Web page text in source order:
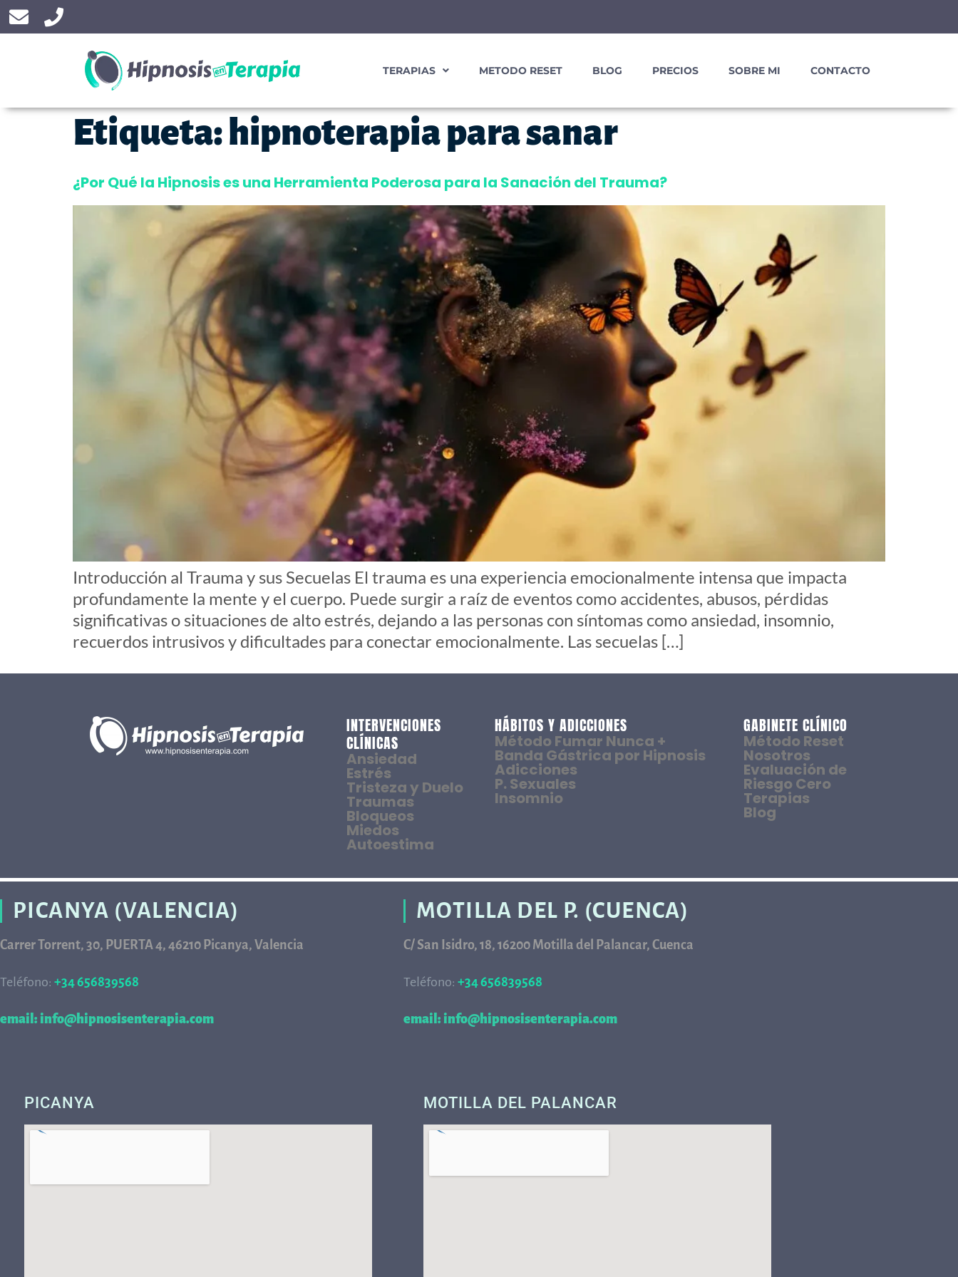
TERAPIAS METODO RESET BLOG PRECIOS SOBRE MI CONTACTO
Etiqueta:hipnoterapia para sanar
¿Por Qué la Hipnosis es una Herramienta Poderosa para la Sanación del Trauma?
Introducción al Trauma y sus Secuelas El trauma es una experiencia emocionalmente intensa que impacta
profundamente la mente y el cuerpo. Puede surgir a raíz de eventos como accidentes, abusos, pérdidas
significativas o situaciones de alto estrés, dejando a las personas con síntomas como ansiedad, insomnio,
recuerdos intrusivos y dificultades para conectar emocionalmente. Las secuelas […]
INTERVENCIONES
CLÍNICAS
Ansiedad
Estrés
Tristeza y Duelo
Traumas
Bloqueos
Miedos
Autoestima
HÁBITOS Y ADICCIONES
Método Fumar Nunca +
Banda Gástrica por Hipnosis
Adicciones
P. Sexuales
Insomnio
GABINETE CLÍNICO
Método Reset
Nosotros
Evaluación de
Riesgo Cero
Terapias
Blog
PICANYA (VALENCIA)
Carrer Torrent, 30, PUERTA 4, 46210 Picanya, Valencia
Teléfono: +34 656839568
email: info@hipnosisenterapia.com
MOTILLA DEL P. (CUENCA)
C/ San Isidro, 18, 16200 Motilla del Palancar, Cuenca
Teléfono: +34 656839568
email: info@hipnosisenterapia.com
PICANYA MOTILLA DEL PALANCAR